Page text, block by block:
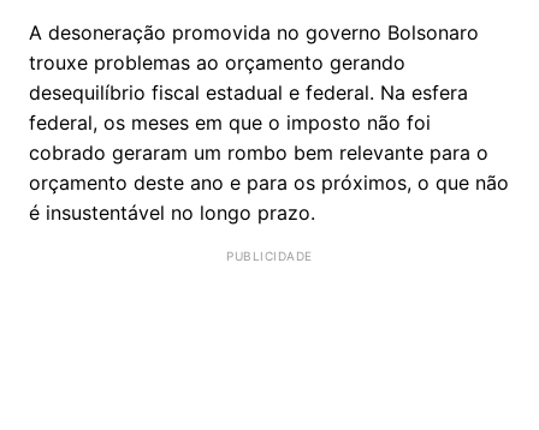
A desoneração promovida no governo Bolsonaro
trouxe problemas ao orçamento gerando
desequilíbrio fiscal estadual e federal. Na esfera
federal, os meses em que o imposto não foi
cobrado geraram um rombo bem relevante para o
orçamento deste ano e para os próximos, o que não
é insustentável no longo prazo.